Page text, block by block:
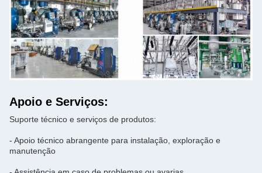
Apoio e Serviços:
Suporte técnico e serviços de produtos:
- Apoio técnico abrangente para instalação, exploração e
manutenção